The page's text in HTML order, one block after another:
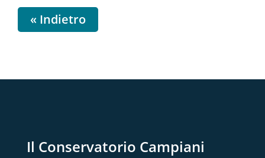
« Indietro
Il Conservatorio Campiani